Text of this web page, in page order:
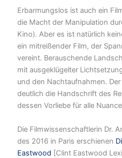
Erbarmungslos ist auch ein
die Macht der Manipulation
Kino). Aber es ist natürlich
ein mitreißender Film, der
vereint. Berauschende
mit ausgeklügelter
und den Nachtaufnahmen.
deutlich die Handschrift des
dessen Vorliebe für alle
Die Filmwissenschaftlerin Dr.
des 2016 in Paris erschienen
Eastwood [Clint Eastwood